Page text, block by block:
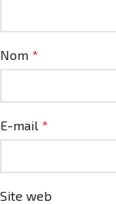
Nom *
E-mail *
Site web